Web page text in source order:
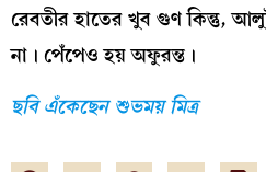
রেবতীর হাতের খুব গুণ কিন্তু,
না। পেঁপেও হয় অফুরন্ত।
ছবি এঁকেছেন শুভময় মিত্র